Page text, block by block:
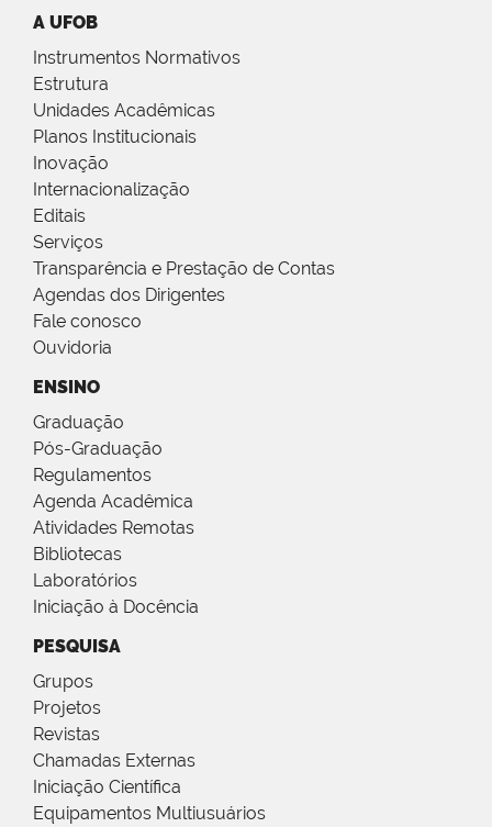
A UFOB
Instrumentos Normativos
Estrutura
Unidades Acadêmicas
Planos Institucionais
Inovação
Internacionalização
Editais
Serviços
Transparência e Prestação de Contas
Agendas dos Dirigentes
Fale conosco
Ouvidoria
ENSINO
Graduação
Pós-Graduação
Regulamentos
Agenda Acadêmica
Atividades Remotas
Bibliotecas
Laboratórios
Iniciação à Docência
PESQUISA
Grupos
Projetos
Revistas
Chamadas Externas
Iniciação Científica
Equipamentos Multiusuários